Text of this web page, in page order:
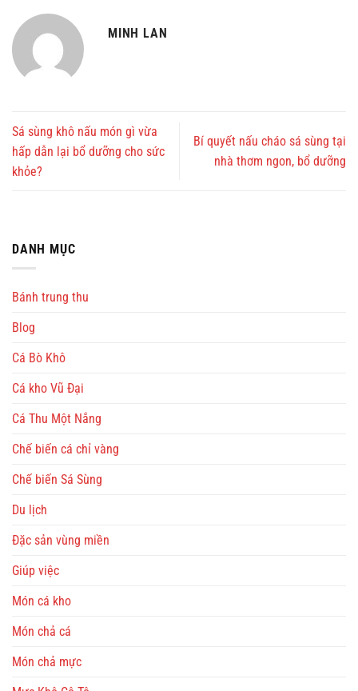
MINH LAN
Sá sùng khô nấu món gì vừa
hấp dẫn lại bổ dưỡng cho sức
khỏe?
Bí quyết nấu cháo sá sùng tại
nhà thơm ngon, bổ dưỡng
DANH MỤC
Bánh trung thu
Blog
Cá Bò Khô
Cá kho Vũ Đại
Cá Thu Một Nắng
Chế biến cá chỉ vàng
Chế biến Sá Sùng
Du lịch
Đặc sản vùng miền
Giúp việc
Món cá kho
Món chả cá
Món chả mực